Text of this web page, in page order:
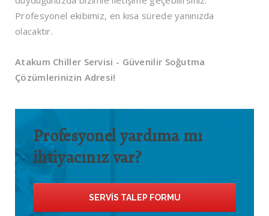
Profesyonel ekibimiz, en kısa sürede yanınızda
olacaktır.
Atakum Chiller Servisi - Güvenilir Soğutma
Çözümlerinizin Adresi!
Profesyonel yardıma mı
ihtiyacınız var?
SERVIS TALEP FORMU